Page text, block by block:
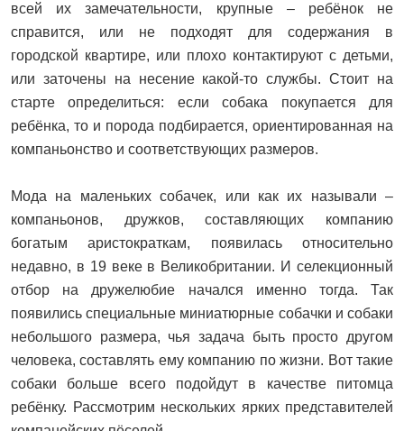
всей их замечательности, крупные – ребёнок не
справится, или не подходят для содержания в
городской квартире, или плохо контактируют с детьми,
или заточены на несение какой-то службы. Стоит на
старте определиться: если собака покупается для
ребёнка, то и порода подбирается, ориентированная на
компаньонство и соответствующих размеров.
Мода на маленьких собачек, или как их называли –
компаньонов, дружков, составляющих компанию
богатым аристократкам, появилась относительно
недавно, в 19 веке в Великобритании. И селекционный
отбор на дружелюбие начался именно тогда. Так
появились специальные миниатюрные собачки и собаки
небольшого размера, чья задача быть просто другом
человека, составлять ему компанию по жизни. Вот такие
собаки больше всего подойдут в качестве питомца
ребёнку. Рассмотрим нескольких ярких представителей